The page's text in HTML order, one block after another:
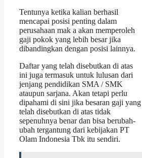
Tentunya ketika kalian berhasil
mencapai posisi penting dalam
perusahaan mak a akan memperoleh
gaji pokok yang lebih besar jika
dibandingkan dengan posisi lainnya.
Daftar yang telah disebutkan di atas
ini juga termasuk untuk lulusan dari
jenjang pendidikan SMA / SMK
ataupun sarjana. Akan tetapi perlu
dipahami di sini jika besaran gaji yang
telah disebutkan di atas tidak
sepenuhnya benar dan bisa berubah-
ubah tergantung dari kebijakan PT
Olam Indonesia Tbk itu sendiri.